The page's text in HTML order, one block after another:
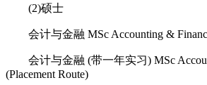
(2)硕士
会计与金融 MSc Accounting &
会计与金融 (带一年实习) MSc
(Placement Route)